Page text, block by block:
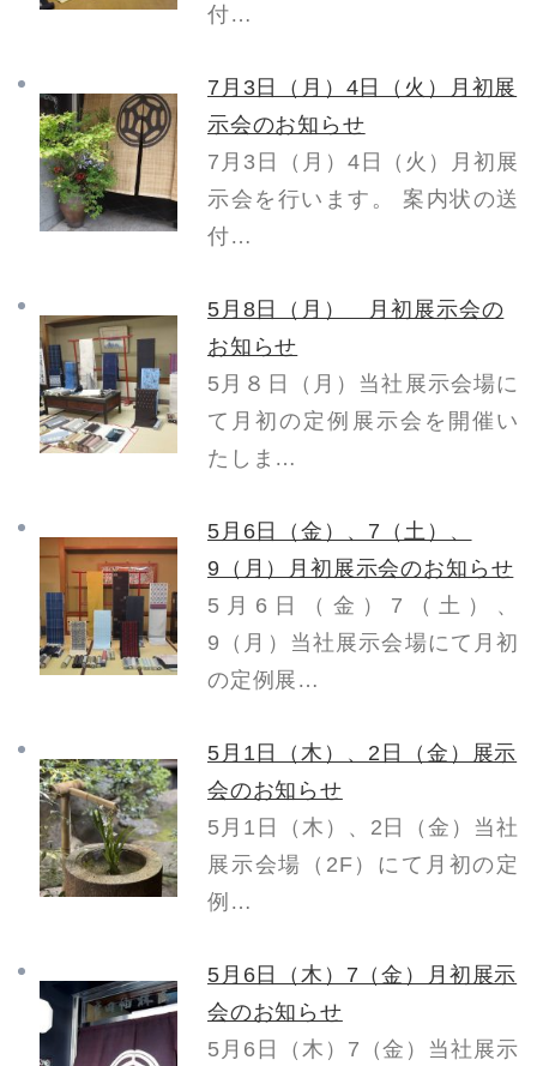
付…
7月3日（月）4日（火）月初展
示会のお知らせ
7月3日（月）4日（火）月初展
示会を行います。 案内状の送
付…
5月8日（月） 月初展示会の
お知らせ
5月８日（月）当社展示会場に
て月初の定例展示会を開催い
たしま…
5月6日（金）、7（土）、
9（月）月初展示会のお知らせ
5月6日（金）7（土）、
9（月）当社展示会場にて月初
の定例展…
5月1日（木）、2日（金）展示
会のお知らせ
5月1日（木）、2日（金）当社
展示会場（2F）にて月初の定
例…
5月6日（木）7（金）月初展示
会のお知らせ
5月6日（木）7（金）当社展示